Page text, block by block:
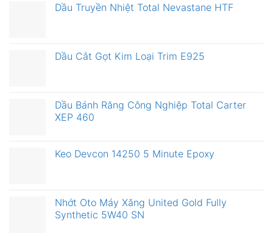
Dầu Truyền Nhiệt Total Nevastane HTF
Dầu Cắt Gọt Kim Loại Trim E925
Dầu Bánh Răng Công Nghiệp Total Carter
XEP 460
Keo Devcon 14250 5 Minute Epoxy
Nhớt Oto Máy Xăng United Gold Fully
Synthetic 5W40 SN